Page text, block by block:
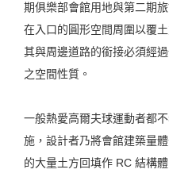
期俱樂部會館用地與第二期
在入口的圓形空間周圍以覆
其與周邊道路的銜接必須經
之空間性質。
一般熱愛高爾夫球運動者都
施，設計者乃將會館建築量
的大量土方回填作 RC 結構